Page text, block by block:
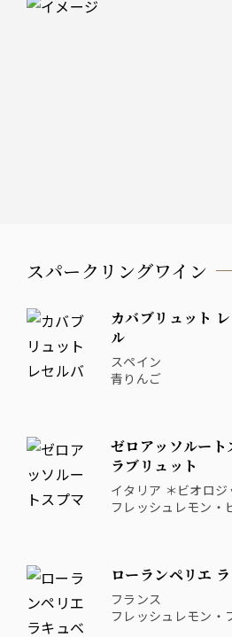
スパークリングワイン
カバブリュット レセルバト レデルガ
ル
スペイン
青りんご
ゼロアッソルートスプマンテエクスト
ラブリュット
イタリア ＊ビオロ
フレッシュレモン・
ローランペリエ
フランス
フレッシュレモン・